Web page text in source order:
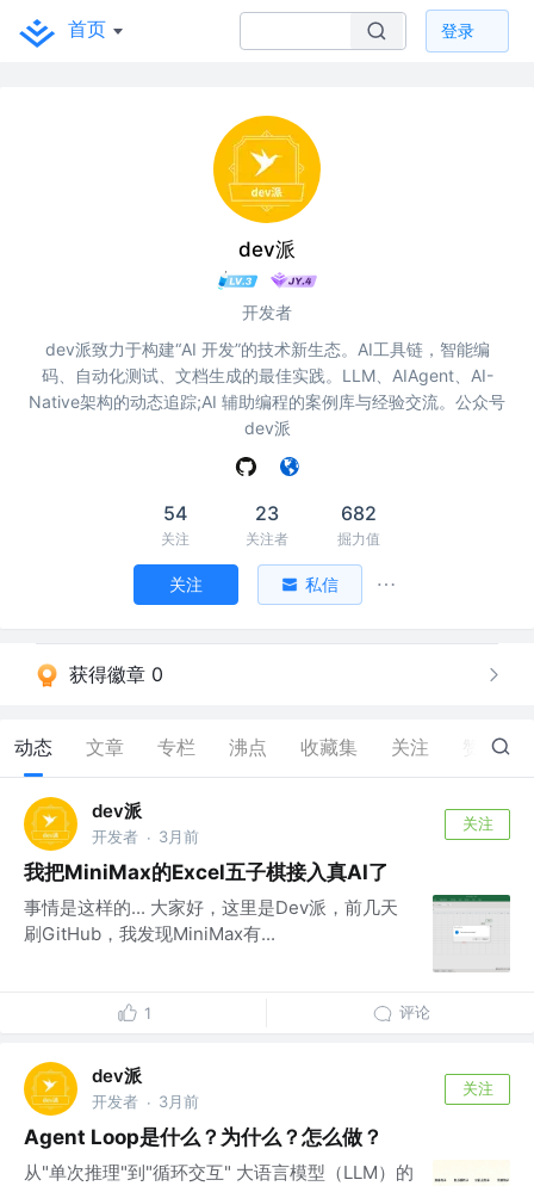
首页 登录
dev派
开发者
dev派致力于构建“AI 开发”的技术新生态。AI工具链，智能编
码、自动化测试、文档生成的最佳实践。LLM、AIAgent、AI-
Native架构的动态追踪;AI 辅助编程的案例库与经验交流。公众号
dev派
54
关注
23
关注者
682
掘力值
关注 私信
获得徽章 0
动态 文章 专栏 沸点 收藏集 关注 68
dev派
开发者 · 3月前
关注
我把MiniMax的Excel五子棋接入真AI了
事情是这样的... 大家好，这里是Dev派，前几天
刷GitHub，我发现MiniMax有...
1 评论
dev派
开发者 · 3月前
关注
Agent Loop是什么？为什么？怎么做？
从"单次推理"到"循环交互" 大语言模型（LLM）的